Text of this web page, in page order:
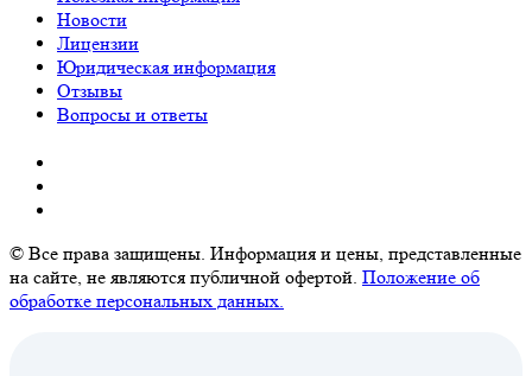
Новости
Лицензии
Юридическая информация
Отзывы
Вопросы и ответы
© Все права защищены. Информация и цены, представленные
на сайте, не являются публичной офертой. Положение об
обработке персональных данных.